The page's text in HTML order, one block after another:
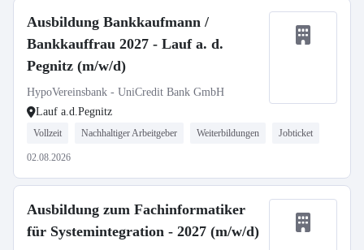
Ausbildung Bankkaufmann /
Bankkauffrau 2027 - Lauf a. d.
Pegnitz (m/w/d)
HypoVereinsbank - UniCredit Bank GmbH
Lauf a.d.Pegnitz
Vollzeit Nachhaltiger Arbeitgeber Weiterbildungen Jobticket
02.08.2026
Ausbildung zum Fachinformatiker
für Systemintegration - 2027 (m/w/d)